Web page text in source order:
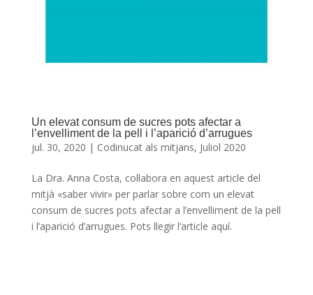
Un elevat consum de sucres pots afectar a
l’envelliment de la pell i l’aparició d’arrugues
jul. 30, 2020 | Codinucat als mitjans, Juliol 2020
La Dra. Anna Costa, col·labora en aquest article del
mitjà «saber vivir» per parlar sobre com un elevat
consum de sucres pots afectar a l’envelliment de la pell
i l’aparició d’arrugues. Pots llegir l’article aquí.